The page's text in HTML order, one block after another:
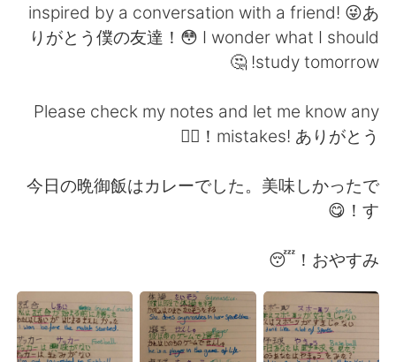
Indonesia Italiano
Tiếng Việt
Português
inspired by a conversation with a friend! 😜あ
りがとう僕の友達！😳 I wonder what I should
study tomorrow! 🤔
Please check my notes and let me know any
mistakes! ありがとう！🙇‍♂️
今日の晩御飯はカレーでした。美味しかったで
す！😋
おやすみ！😴